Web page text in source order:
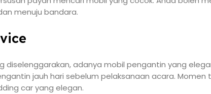
menuju bandara.
diselenggarakan, adanya mobil pengantin yang
jauh hari sebelum pelaksanaan acara.
car yang elegan.